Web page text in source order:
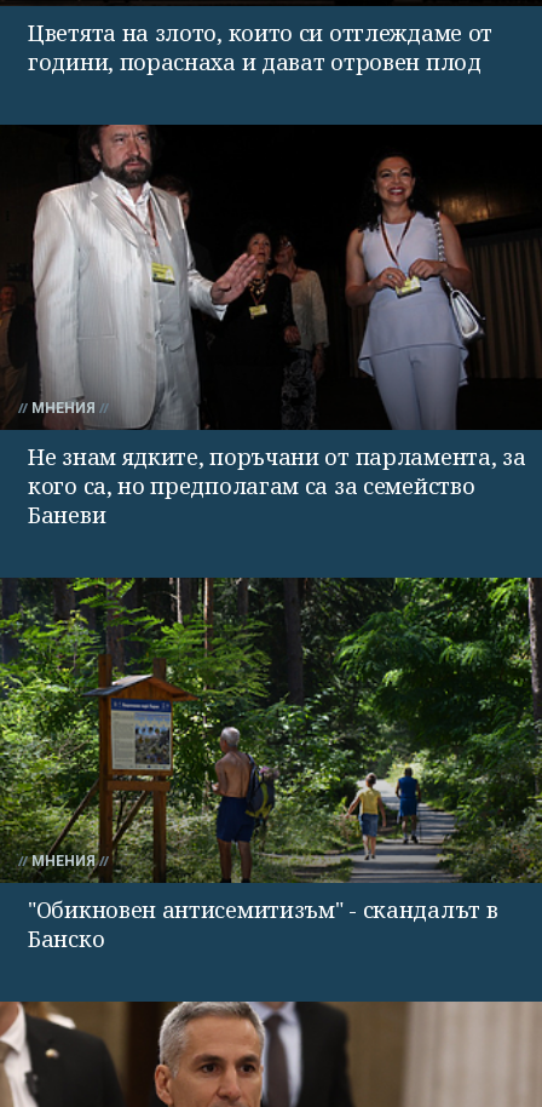
Цветята на злото, които си отглеждаме от
години, пораснаха и дават отровен плод
МНЕНИЯ
Не знам ядките, поръчани от парламента, за
кого са, но предполагам са за семейство
Баневи
МНЕНИЯ
"Обикновен антисемитизъм" - скандалът в
Банско